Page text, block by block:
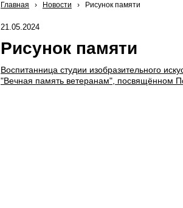
Главная › Новости › Рисунок памяти
21.05.2024
Рисунок памяти
Воспитанница студии изобразительного
"Вечная память ветеранам", посвящённом